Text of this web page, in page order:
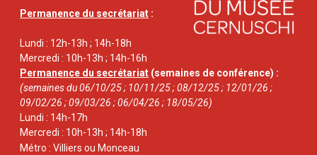
Permanence du secrétariat :
Lundi : 12h-13h ; 14h-18h
Mercredi : 10h-13h ; 14h-16h
Permanence du secrétariat (semaines de conférence) :
(semaines du 06/10/25 ; 10/11/25 ; 08/12/25 ; 12/01/26 ;
09/02/26 ; 09/03/26 ; 06/04/26 ; 18/05/26)
Lundi : 14h-17h
Mercredi : 10h-13h ; 14h-18h
Métro : Villiers ou Monceau